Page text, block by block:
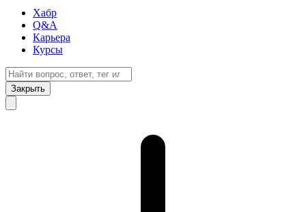
Хабр
Q&A
Карьера
Курсы
Закрыть